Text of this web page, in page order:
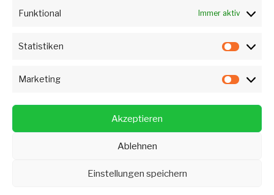
Funktional Immer aktiv
Statistiken
Marketing
Akzeptieren
Ablehnen
Einstellungen speichern
Au
Au